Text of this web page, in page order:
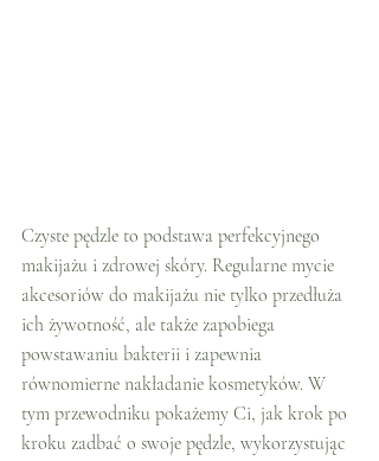
Czyste pędzle to podstawa perfekcyjnego
makijażu i zdrowej skóry. Regularne mycie
akcesoriów do makijażu nie tylko przedłuża
ich żywotność, ale także zapobiega
powstawaniu bakterii i zapewnia
równomierne nakładanie kosmetyków. W
tym przewodniku pokażemy Ci, jak krok po
kroku zadbać o swoje pędzle, wykorzystując